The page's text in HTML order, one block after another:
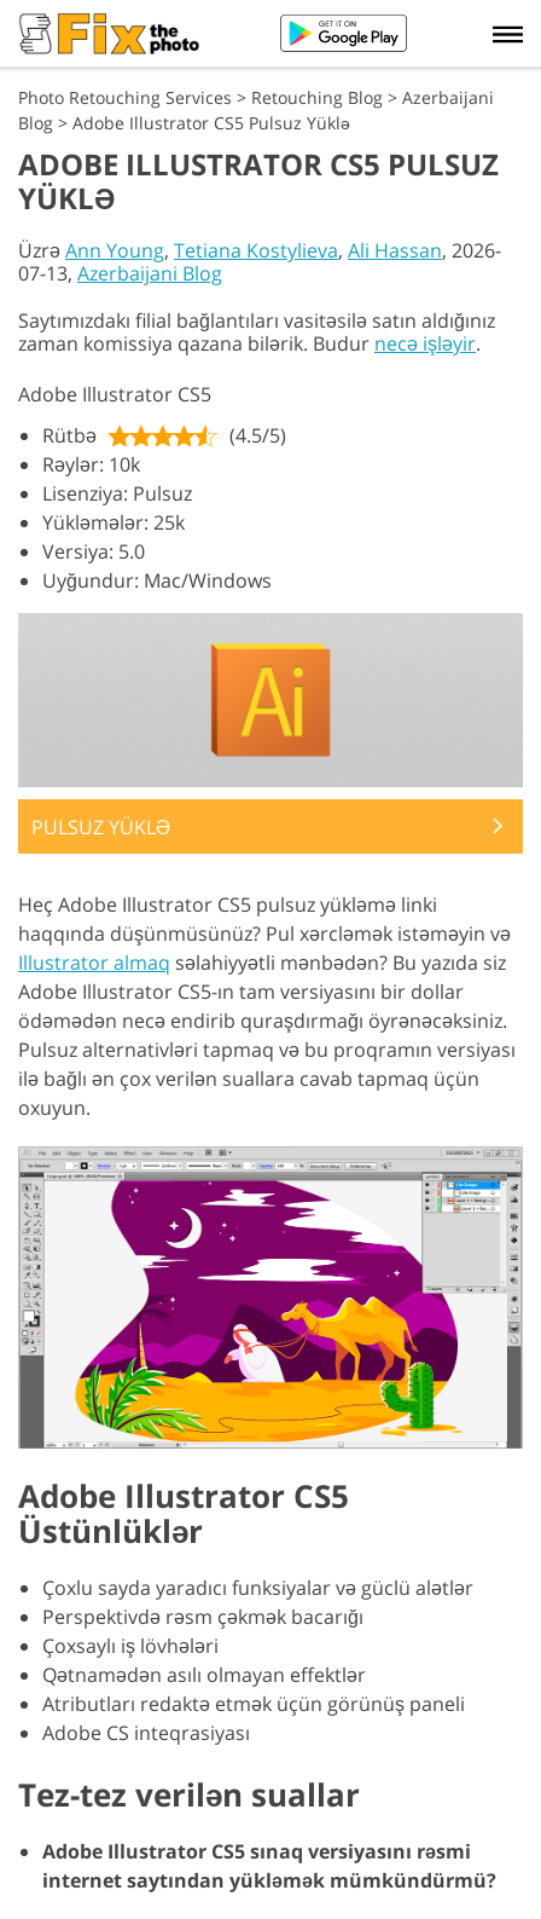
Photo Retouching Services > Retouching Blog > Azerbaijani
Blog > Adobe Illustrator CS5 Pulsuz Yüklə
ADOBE ILLUSTRATOR CS5 PULSUZ
YÜKLƏ
ÜzrəAnn Young, Tetiana Kostylieva, Ali Hassan, 2026-
07-13, Azerbaijani Blog
Saytımızdakı filial bağlantıları vasitəsilə satın aldığınız
zaman komissiya qazana bilərik. Budur necə işləyir.
Adobe Illustrator CS5
Rütbə
(4.5/5)
Rəylər: 10k
Lisenziya: Pulsuz
Yükləmələr: 25k
Versiya: 5.0
Uyğundur: Mac/Windows
PULSUZ YÜKLƏ
Heç Adobe Illustrator CS5 pulsuz yükləmə linki
haqqında düşünmüsünüz? Pul xərcləmək istəməyin və
Illustrator almaq səlahiyyətli mənbədən? Bu yazıda siz
Adobe Illustrator CS5-ın tam versiyasını bir dollar
ödəmədən necə endirib quraşdırmağı öyrənəcəksiniz.
Pulsuz alternativləri tapmaq və bu proqramın versiyası
ilə bağlı ən çox verilən suallara cavab tapmaq üçün
oxuyun.
Adobe Illustrator CS5
Üstünlüklər
Çoxlu sayda yaradıcı funksiyalar və güclü alətlər
Perspektivdə rəsm çəkmək bacarığı
Çoxsaylı iş lövhələri
Qətnamədən asılı olmayan effektlər
Atributları redaktə etmək üçün görünüş paneli
Adobe CS inteqrasiyası
Tez-tez verilən suallar
Adobe Illustrator CS5 sınaq versiyasını rəsmi
internet saytından yükləmək mümkündürmü?